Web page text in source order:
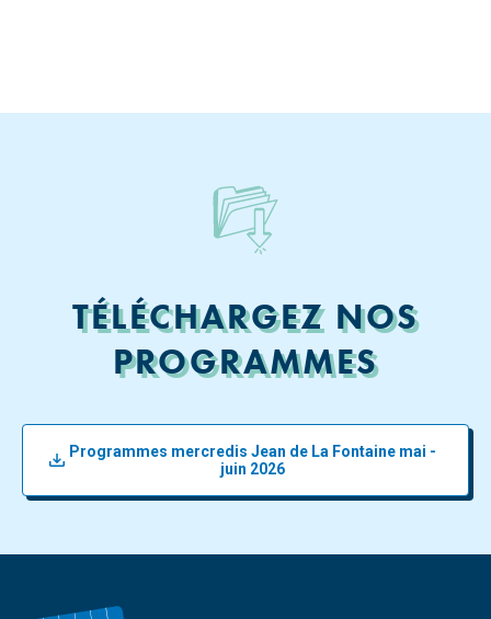
TÉLÉCHARGEZ NOS
PROGRAMMES
Programmes mercredis Jean de La Fontaine mai -
juin 2026